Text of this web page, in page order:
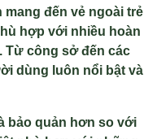
đến vẻ ngoài trẻ
hợp với nhiều hoàn
Từ công sở đến các
dùng luôn nổi bật và
bảo quản hơn so với